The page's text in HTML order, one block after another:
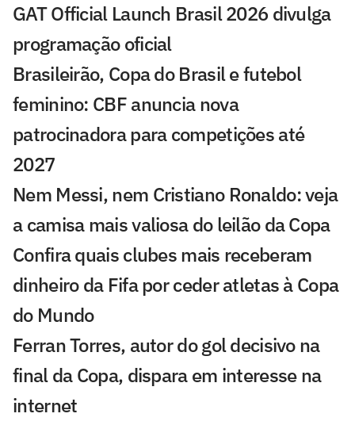
GAT Official Launch Brasil 2026 divulga
programação oficial
Brasileirão, Copa do Brasil e futebol
feminino: CBF anuncia nova
patrocinadora para competições até
2027
Nem Messi, nem Cristiano Ronaldo: veja
a camisa mais valiosa do leilão da Copa
Confira quais clubes mais receberam
dinheiro da Fifa por ceder atletas à Copa
do Mundo
Ferran Torres, autor do gol decisivo na
final da Copa, dispara em interesse na
internet